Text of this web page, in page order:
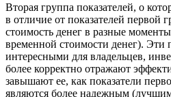
Вторая группа показателей, о
в отличие от показателей
стоимость денег в разные
временной стоимости денег). Эти
интересными для владельцев,
более корректно отражают
завышают ее, как показатели
являются более надежным